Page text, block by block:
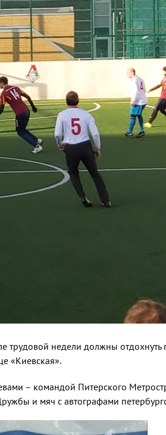
трудовой недели должны отдохнуть
«Киевская».
– командой Питерского
и мяч с автографами